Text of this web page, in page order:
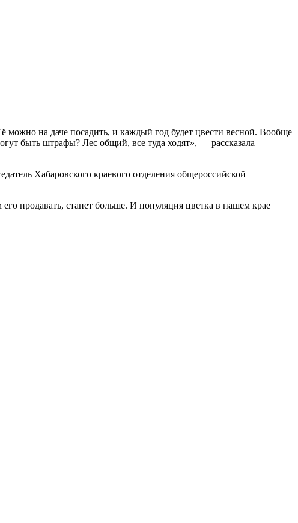
можно на даче посадить, и каждый год будет цвести весной. Вообще
быть штрафы? Лес общий, все туда ходят», — рассказала
Хабаровского краевого отделения общероссийской
продавать, станет больше. И популяция цветка в нашем крае